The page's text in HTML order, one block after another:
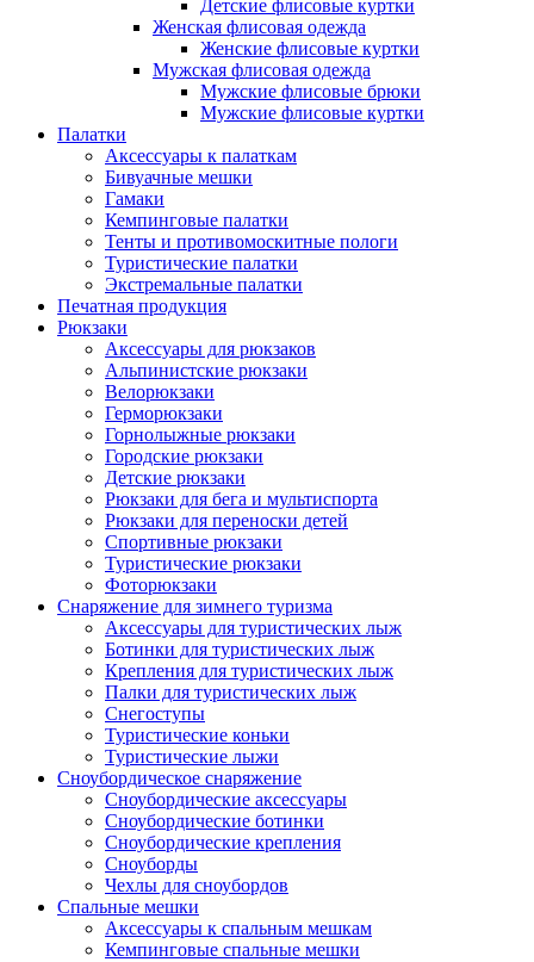
Детские флисовые куртки
Женская флисовая одежда
Женские флисовые куртки
Мужская флисовая одежда
Мужские флисовые брюки
Мужские флисовые куртки
Палатки
Аксессуары к палаткам
Бивуачные мешки
Гамаки
Кемпинговые палатки
Тенты и противомоскитные пологи
Туристические палатки
Экстремальные палатки
Печатная продукция
Рюкзаки
Аксессуары для рюкзаков
Альпинистские рюкзаки
Велорюкзаки
Герморюкзаки
Горнолыжные рюкзаки
Городские рюкзаки
Детские рюкзаки
Рюкзаки для бега и мультиспорта
Рюкзаки для переноски детей
Спортивные рюкзаки
Туристические рюкзаки
Фоторюкзаки
Снаряжение для зимнего туризма
Аксессуары для туристических лыж
Ботинки для туристических лыж
Крепления для туристических лыж
Палки для туристических лыж
Снегоступы
Туристические коньки
Туристические лыжи
Сноубордическое снаряжение
Сноубордические аксессуары
Сноубордические ботинки
Сноубордические крепления
Сноуборды
Чехлы для сноубордов
Спальные мешки
Аксессуары к спальным мешкам
Кемпинговые спальные мешки